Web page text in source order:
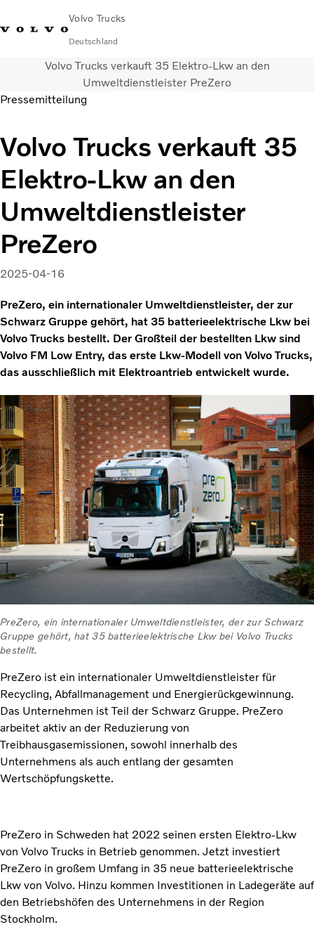
Volvo Trucks
Deutschland
089 - 800 74-0 KontaktEinloggenLkw-KonfiguratorDeutschland
Transportlösungen
Services
Händler & Werkstätten
News
Über uns
Karriere
Technisches
Volvo Trucks verkauft 35 Elektro-Lkw an den
Umweltdienstleister PreZero
Pressemitteilung
Volvo Trucks verkauft 35
Elektro-Lkw an den
Umweltdienstleister
PreZero
2025-04-16
PreZero, ein internationaler Umweltdienstleister, der zur
Schwarz Gruppe gehört, hat 35 batterieelektrische Lkw bei
Volvo Trucks bestellt. Der Großteil der bestellten Lkw sind
Volvo FM Low Entry, das erste Lkw-Modell von Volvo Trucks,
das ausschließlich mit Elektroantrieb entwickelt wurde.
PreZero, ein internationaler Umweltdienstleister, der zur Schwarz
Gruppe gehört, hat 35 batterieelektrische Lkw bei Volvo Trucks
bestellt.
PreZero ist ein internationaler Umweltdienstleister für
Recycling, Abfallmanagement und Energierückgewinnung.
Das Unternehmen ist Teil der Schwarz Gruppe. PreZero
arbeitet aktiv an der Reduzierung von
Treibhausgasemissionen, sowohl innerhalb des
Unternehmens als auch entlang der gesamten
Wertschöpfungskette.
PreZero in Schweden hat 2022 seinen ersten Elektro-Lkw
von Volvo Trucks in Betrieb genommen. Jetzt investiert
PreZero in großem Umfang in 35 neue batterieelektrische
Lkw von Volvo. Hinzu kommen Investitionen in Ladegeräte auf
den Betriebshöfen des Unternehmens in der Region
Stockholm.